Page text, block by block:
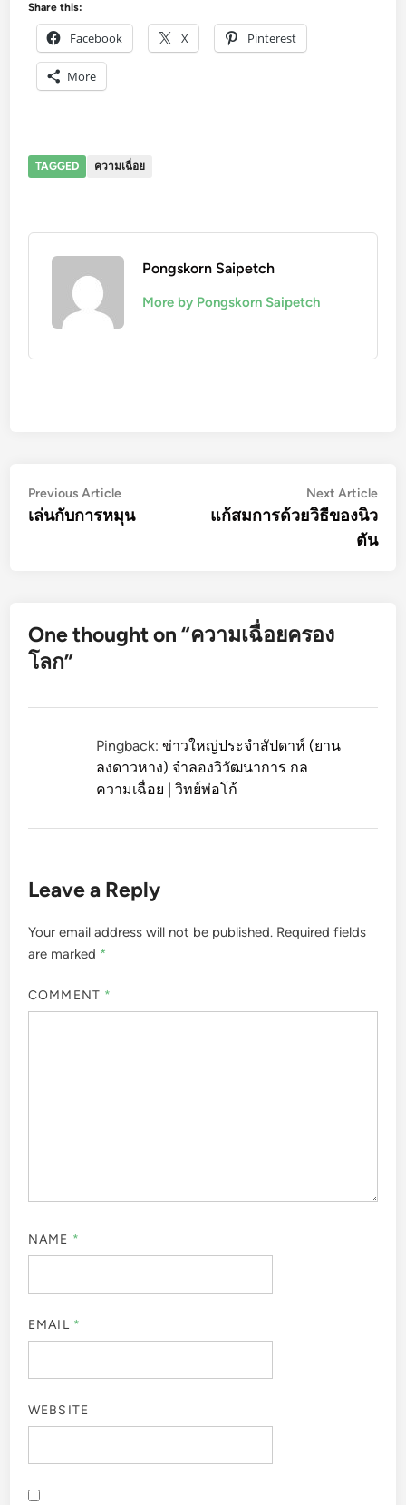
Share this:
Facebook X Pinterest
More
TAGGED ความเฉื่อย
Pongskorn Saipetch
More by Pongskorn Saipetch
Post
navigation
Previous ArticlePrevious
article:
เล่นกับการหมุน
Next Article
แก้สมการด้วยวิธีของนิว
ตัน
One thought on “ความเฉื่อยครอง
โลก”
Pingback:ข่าวใหญ่ประจำสัปดาห์ (ยาน
ลงดาวหาง) จำลองวิวัฒนาการ กล
ความเฉื่อย | วิทย์พ่อโก้
Leave a Reply
Your email address will not be published. Required fields
are marked *
COMMENT *
NAME *
EMAIL *
WEBSITE